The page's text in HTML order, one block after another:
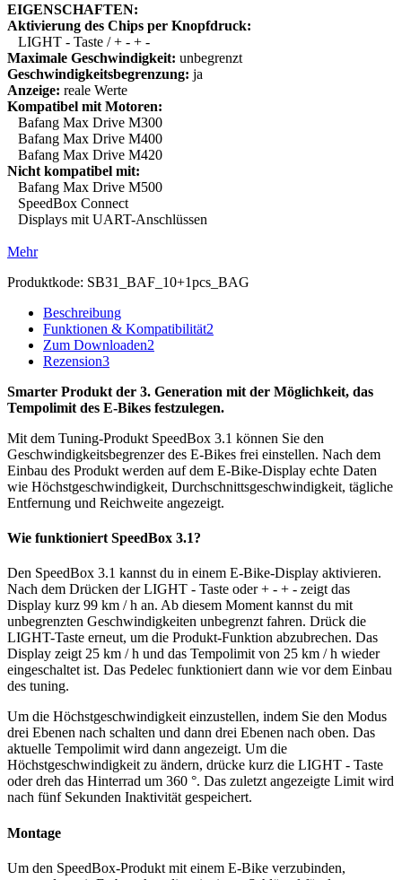
EIGENSCHAFTEN:
Aktivierung des Chips per Knopfdruck:
LIGHT - Taste / + - + -
Maximale Geschwindigkeit: unbegrenzt
Geschwindigkeitsbegrenzung: ja
Anzeige: reale Werte
Kompatibel mit Motoren:
Bafang Max Drive M300
Bafang Max Drive M400
Bafang Max Drive M420
Nicht kompatibel mit:
Bafang Max Drive M500
SpeedBox Connect
Displays mit UART-Anschlüssen
Mehr
Produktkode: SB31_BAF_10+1pcs_BAG
Beschreibung
Funktionen & Kompatibilität2
Zum Downloaden2
Rezension3
Smarter Produkt der 3. Generation mit der Möglichkeit, das
Tempolimit des E-Bikes festzulegen.
Mit dem Tuning-Produkt SpeedBox 3.1 können Sie den
Geschwindigkeitsbegrenzer des E-Bikes frei einstellen. Nach dem
Einbau des Produkt werden auf dem E-Bike-Display echte Daten
wie Höchstgeschwindigkeit, Durchschnittsgeschwindigkeit, tägliche
Entfernung und Reichweite angezeigt.
Wie funktioniert SpeedBox 3.1?
Den SpeedBox 3.1 kannst du in einem E-Bike-Display aktivieren.
Nach dem Drücken der LIGHT - Taste oder+ - + - zeigt das
Display kurz 99 km / h an. Ab diesem Moment kannst du mit
unbegrenzten Geschwindigkeiten unbegrenzt fahren. Drück die
LIGHT-Taste erneut, um die Produkt-Funktion abzubrechen. Das
Display zeigt 25 km / h und das Tempolimit von 25 km / h wieder
eingeschaltet ist. Das Pedelec funktioniert dann wie vor dem Einbau
des tuning.
Um die Höchstgeschwindigkeit einzustellen, indem Sie den Modus
drei Ebenen nach schalten und dann drei Ebenen nach oben. Das
aktuelle Tempolimit wird dann angezeigt. Um die
Höchstgeschwindigkeit zu ändern, drücke kurz die LIGHT - Taste
oder dreh das Hinterrad um 360 °. Das zuletzt angezeigte Limit wird
nach fünf Sekunden Inaktivität gespeichert.
Montage
Um den SpeedBox-Produkt mit einem E-Bike verzubinden,